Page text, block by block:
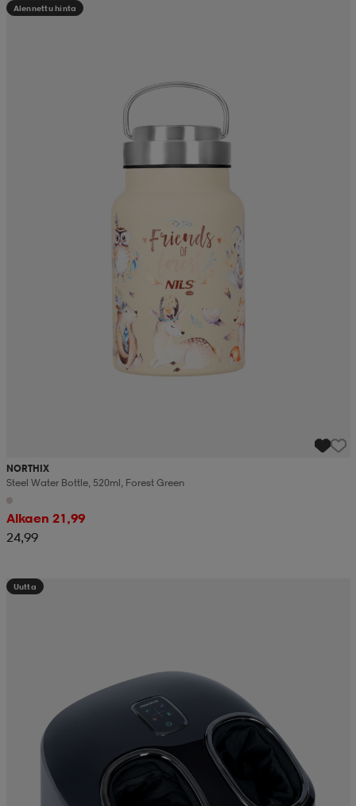
Alennettu hinta
NORTHIX
Steel Water Bottle, 520ml, Forest Green
Alkaen 21,99
24,99
Uutta